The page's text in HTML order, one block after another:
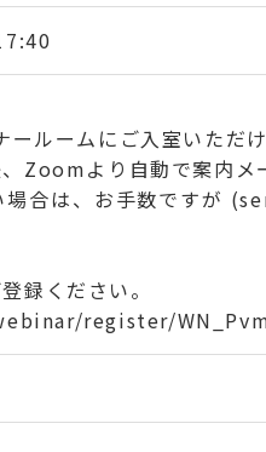
ルームにご入室いただけ
Zoomより自動で案内メ
場合は、お手数ですが
録ください。
register/